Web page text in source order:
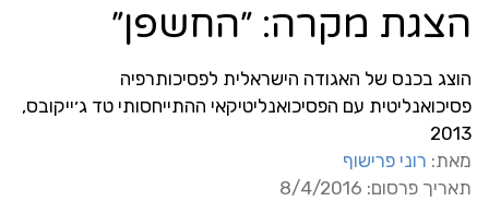
הצגת מקרה: ״החשפן״
הוצג בכנס של האגודה הישראלית לפסיכותרפיה
פסיכואנליטית עם הפסיכואנליטיקאי ההתייחסותי טד ג׳ייקובס,
2013
מאת: רוני פרישוף
תאריך פרסום: 8/4/2016